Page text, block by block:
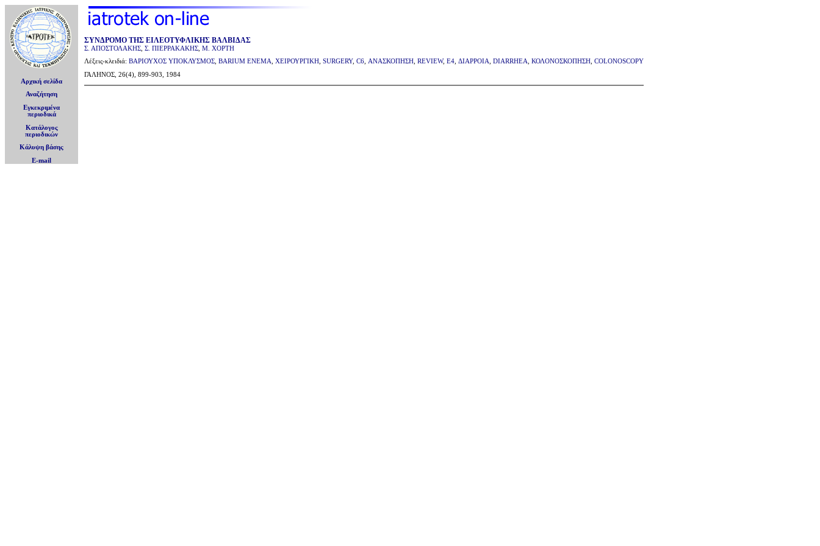
Αρχική σελίδα
Αναζήτηση
Εγκεκριμένα
περιοδικά
Κατάλογος
περιοδικών
Κάλυψη βάσης
E-mail
ΣΥΝΔΡΟΜΟ ΤΗΣ ΕΙΛΕΟΤΥΦΛΙΚΗΣ ΒΑΛΒΙΔΑΣ
Σ. ΑΠΟΣΤΟΛΑΚΗΣ Σ. ΠΙΕΡΡΑΚΑΚΗΣ Μ. ΧΟΡΤΗ
Λέξεις-κλειδιά: ΒΑΡΙΟΥΧΟΣ ΥΠΟΚΛΥΣΜΟΣ, BARIUM ENEMA, ΧΕΙΡΟΥΡΓΙΚΗ, SURGERY, C6, ΑΝΑΣΚΟΠΗΣΗ, REVIEW, E4, ΔΙΑΡΡΟΙΑ, DIARRHEA, ΚΟΛΟΝΟΣΚΟΠΗΣΗ, COLONOSCOPY
ΓΑΛΗΝΟΣ, 26(4), 899-903, 1984